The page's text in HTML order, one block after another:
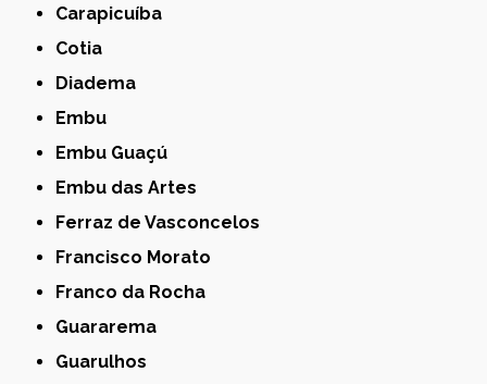
Carapicuíba
Cotia
Diadema
Embu
Embu Guaçú
Embu das Artes
Ferraz de Vasconcelos
Francisco Morato
Franco da Rocha
Guararema
Guarulhos